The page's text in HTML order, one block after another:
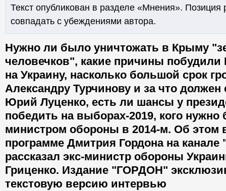
Текст опубликован в разделе «Мнения». Позиция
совпадать с убеждениями автора.
Нужно ли было уничтожать в Крыму
человечков", какие причины побудили
на Украину, насколько большой срок
Александру Турчинову и за что должен
Юрий Луценко, есть ли шансы у
победить на выборах-2019, кого нужно
министром обороны в 2014-м. Об этом
программе Дмитрия Гордона на канале
рассказал экс-министр обороны
Гриценко. Издание "ГОРДОН"
текстовую версию интервью